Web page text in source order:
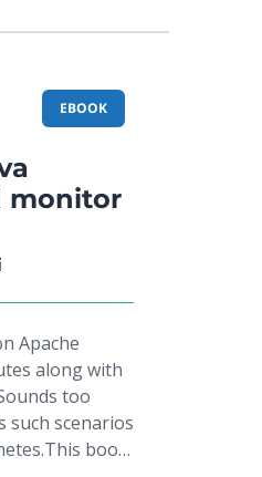
how to
them with
missing
and
the DevOps
and Jenkins.
EBOOK
monitor
Apache
along with
too
such scenarios
book